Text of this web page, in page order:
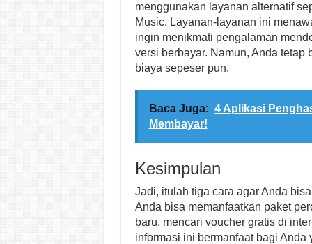
menggunakan layanan alternatif
Music. Layanan-layanan ini
ingin menikmati pengalaman
versi berbayar. Namun, Anda
biaya sepeser pun.
Baca Juga: 4 Aplikasi
Membayar!
Kesimpulan
Jadi, itulah tiga cara agar Anda
Anda bisa memanfaatkan paket
baru, mencari voucher gratis di
informasi ini bermanfaat bagi